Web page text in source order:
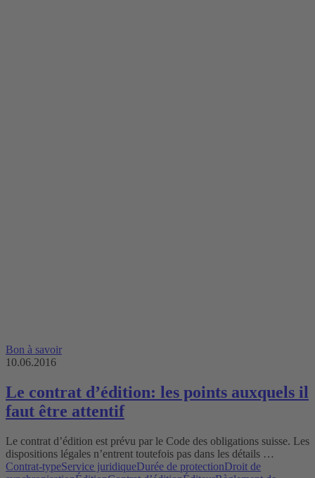
Bon à savoir
10.06.2016
Le contrat d’édition: les points auxquels il
faut être attentif
Le contrat d’édition est prévu par le Code des obligations suisse. Les
dispositions légales n’entrent toutefois pas dans les détails …
Contrat-typeService juridiqueDurée de protectionDroit de